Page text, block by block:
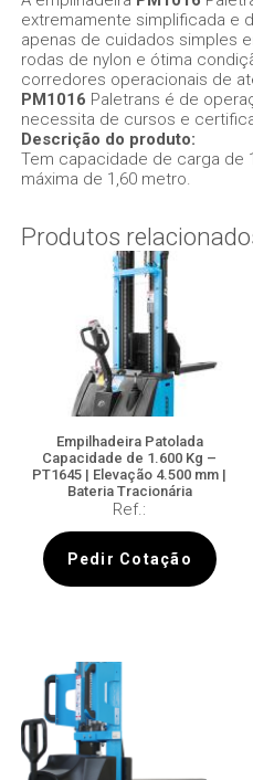
extremamente simplificada e
apenas de cuidados simples
rodas de nylon e ótima
corredores operacionais de
PM1016 Paletrans é de
necessita de cursos e
Descrição do produto:
Tem capacidade de carga de
máxima de 1,60 metro.
Produtos
Empilhadeira Patolada
Capacidade de 1.600 Kg –
PT1645 | Elevação 4.500 mm |
Bateria Tracionária
Ref.:
Pedir Cotação